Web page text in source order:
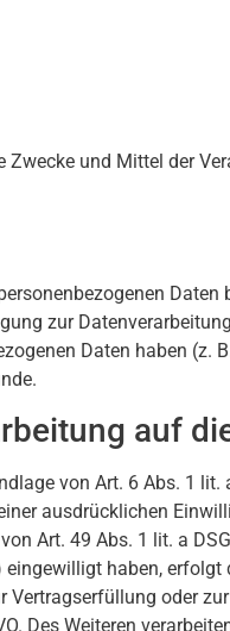
und Mittel der
Daten
zur
Daten haben (z.
auf
von Art. 6 Abs. 1 lit.
ausdrücklichen
Art. 49 Abs. 1 lit. a
haben, erfolgt
Vertragserfüllung oder
Des Weiteren